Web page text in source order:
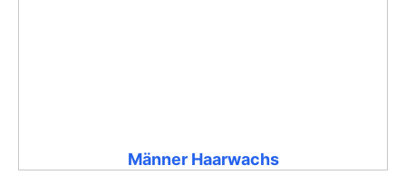
Männer Haarwachs